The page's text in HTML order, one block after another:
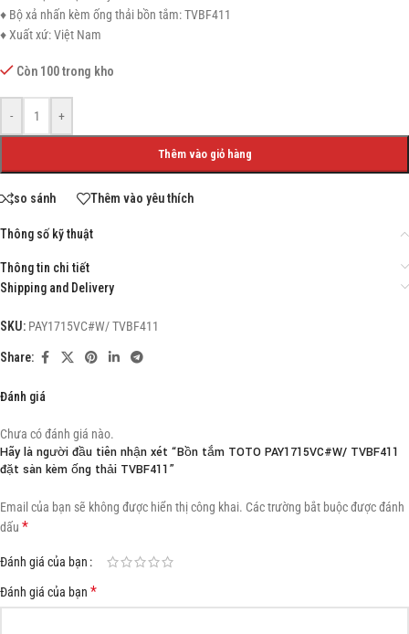
♦ Bộ xả nhấn kèm ống thải bồn tắm: TVBF411
♦ Xuất xứ: Việt Nam
Còn 100 trong kho
- +
Thêm vào giỏ hàng
so sánh Thêm vào yêu thích
Thông số kỹ thuật
Thông tin chi tiết
Shipping and Delivery
SKU: PAY1715VC#W/ TVBF411
Share:
Đánh giá
Chưa có đánh giá nào.
Hãy là người đầu tiên nhận xét “Bồn tắm TOTO PAY1715VC#W/ TVBF411
đặt sàn kèm ống thải TVBF411”
Email của bạn sẽ không được hiển thị công khai. Các trường bắt buộc được đánh
dấu *
Đánh giá của bạn
Đánh giá của bạn *